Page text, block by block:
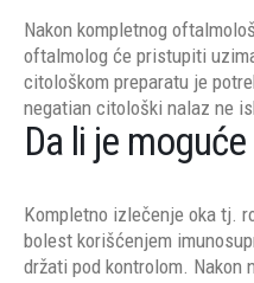
Nakon kompletnog
oftalmolog će pristupiti
citološkom preparatu je
negatian citološki nalaz ne
Da li je
Kompletno izlečenje oka tj.
bolest korišćenjem
držati pod kontrolom. Nakon